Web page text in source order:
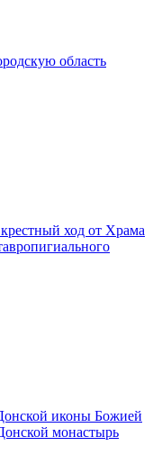
область
ход от Храма
иконы Божией
монастырь